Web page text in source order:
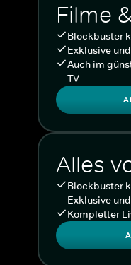
Filme
Blockbuster
Exklusive
Auch im
TV
Alles
Blockbuster
Exklusive
Kompletter